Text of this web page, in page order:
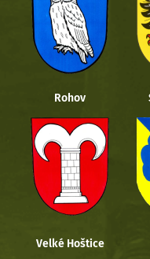
Rohov
Velké Hoštice